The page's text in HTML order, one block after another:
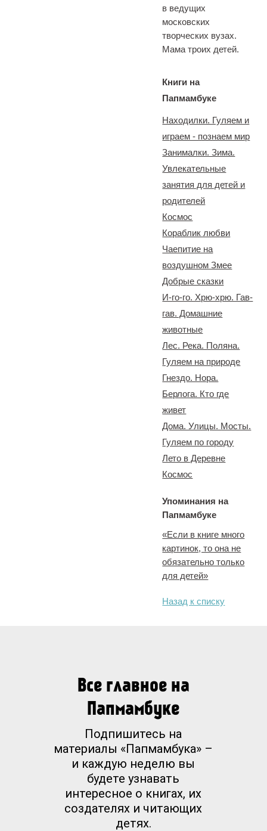
в ведущих
московских
творческих вузах.
Мама троих детей.
Книги на
Папмамбуке
Находилки. Гуляем и
играем - познаем мир
Занималки. Зима.
Увлекательные
занятия для детей и
родителей
Космос
Кораблик любви
Чаепитие на
воздушном Змее
Добрые сказки
И-го-го. Хрю-хрю. Гав-
гав. Домашние
животные
Лес. Река. Поляна.
Гуляем на природе
Гнездо. Нора.
Берлога. Кто где
живет
Дома. Улицы. Мосты.
Гуляем по городу
Лето в Деревне
Космос
Упоминания на
Папмамбуке
«Если в книге много
картинок, то она не
обязательно только
для детей»
Назад к списку
Все главное на
Папмамбуке
Подпишитесь на
материалы «Папмамбука» –
и каждую неделю вы
будете узнавать
интересное о книгах, их
создателях и читающих
детях.